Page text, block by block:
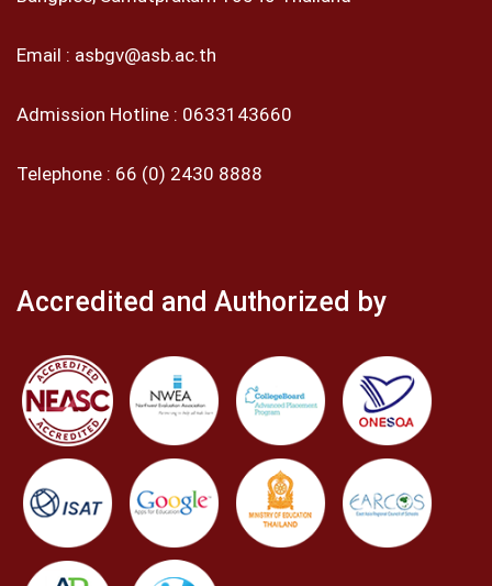
Email : asbgv@asb.ac.th
Admission Hotline : 0633143660
Telephone : 66 (0) 2430 8888
Accredited and Authorized by